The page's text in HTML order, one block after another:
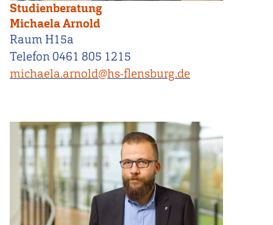
Studienberatung
Michaela Arnold
Raum H15a
Telefon 0461 805 1215
michaela.arnold@hs-flensburg.de